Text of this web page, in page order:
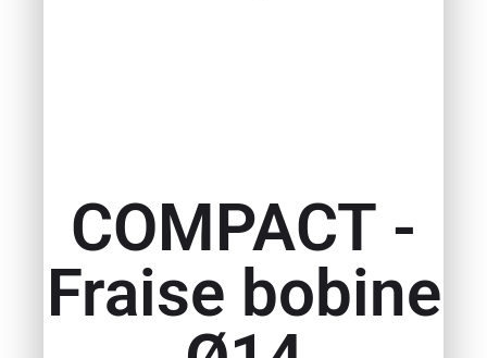
COMPACT -
Fraise bobine